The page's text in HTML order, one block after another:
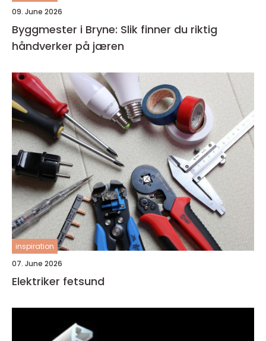
09. June 2026
Byggmester i Bryne: Slik finner du riktig
håndverker på jæren
inspiration
07. June 2026
Elektriker fetsund